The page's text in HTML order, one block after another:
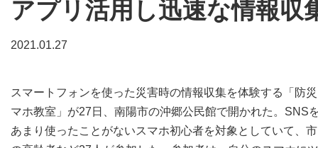
北海道函館市桔梗町379-31
0138-34-2525
営業時間 9:00～18:00
新潟県新潟市西区山田2310-39
025-210-1200
営業時間 9:00～18:00
アプリ活用し迅速な情報収
2021.01.27
スマートフォンを使った災害時の情報収集を体験する「防
マホ教室」が27日、南陽市の沖郷公民館で開かれた。SNS
あまり使ったことがないスマホ初心者を対象としていて、